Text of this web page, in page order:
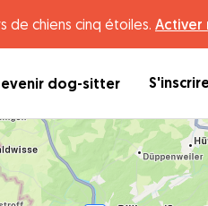
de chiens cinq étoiles. Activer
dog-sitter